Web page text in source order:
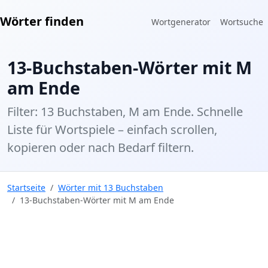
Wörter finden Wortgenerator Wortsuche
13-Buchstaben-Wörter mit M
am Ende
Filter: 13 Buchstaben, M am Ende. Schnelle
Liste für Wortspiele – einfach scrollen,
kopieren oder nach Bedarf filtern.
Startseite
Wörter mit 13 Buchstaben
13-Buchstaben-Wörter mit M am Ende